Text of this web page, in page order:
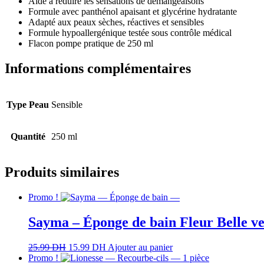
Formule avec panthénol apaisant et glycérine hydratante
Adapté aux peaux sèches, réactives et sensibles
Formule hypoallergénique testée sous contrôle médical
Flacon pompe pratique de 250 ml
Informations complémentaires
Type Peau Sensible
Quantité 250 ml
Produits similaires
Promo !
Sayma – Éponge de bain Fleur Belle
25.99DH 15.99 DH Ajouter au panier
Promo !